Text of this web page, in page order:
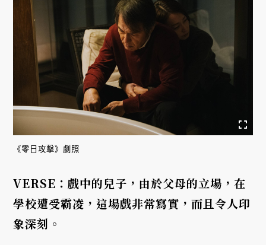
《零日攻擊》劇照
VERSE：戲中的兒子，由於父母的立場，在
學校遭受霸凌，這場戲非常寫實，而且令人印
象深刻。